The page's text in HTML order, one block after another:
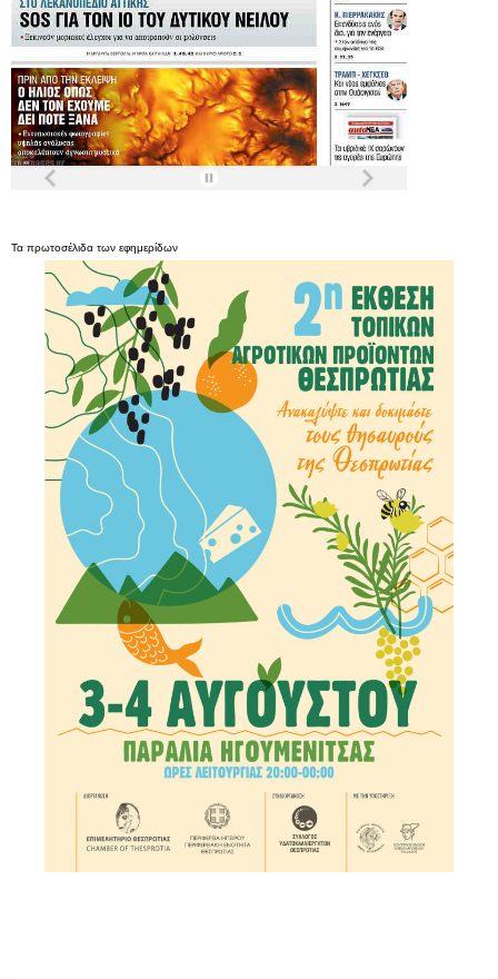
Τα πρωτοσέλιδα των εφημερίδων